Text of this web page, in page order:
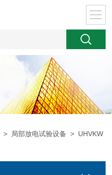
> 局部放电试验设备 > UHVKW